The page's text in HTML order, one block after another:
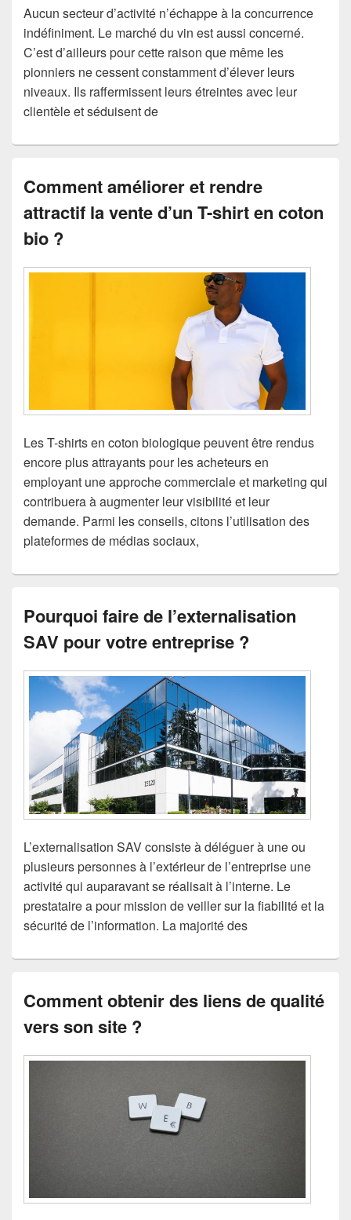
Aucun secteur d’activité n’échappe à la concurrence
indéfiniment. Le marché du vin est aussi concerné.
C’est d’ailleurs pour cette raison que même les
pionniers ne cessent constamment d’élever leurs
niveaux. Ils raffermissent leurs étreintes avec leur
clientèle et séduisent de
Comment améliorer et rendre
attractif la vente d’un T-shirt en coton
bio ?
Les T-shirts en coton biologique peuvent être rendus
encore plus attrayants pour les acheteurs en
employant une approche commerciale et marketing qui
contribuera à augmenter leur visibilité et leur
demande. Parmi les conseils, citons l’utilisation des
plateformes de médias sociaux,
Pourquoi faire de l’externalisation
SAV pour votre entreprise ?
L’externalisation SAV consiste à déléguer à une ou
plusieurs personnes à l’extérieur de l’entreprise une
activité qui auparavant se réalisait à l’interne. Le
prestataire a pour mission de veiller sur la fiabilité et la
sécurité de l’information. La majorité des
Comment obtenir des liens de qualité
vers son site ?